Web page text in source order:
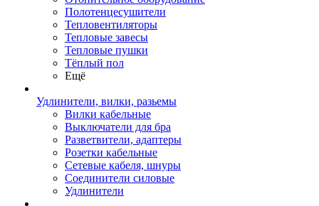
Полотенцесушители
Тепловентиляторы
Тепловые завесы
Тепловые пушки
Тёплый пол
Ещё
Удлинители, вилки, разьемы
Вилки кабельные
Выключатели для бра
Разветвители, адаптеры
Розетки кабельные
Сетевые кабеля, шнуры
Соединители силовые
Удлинители